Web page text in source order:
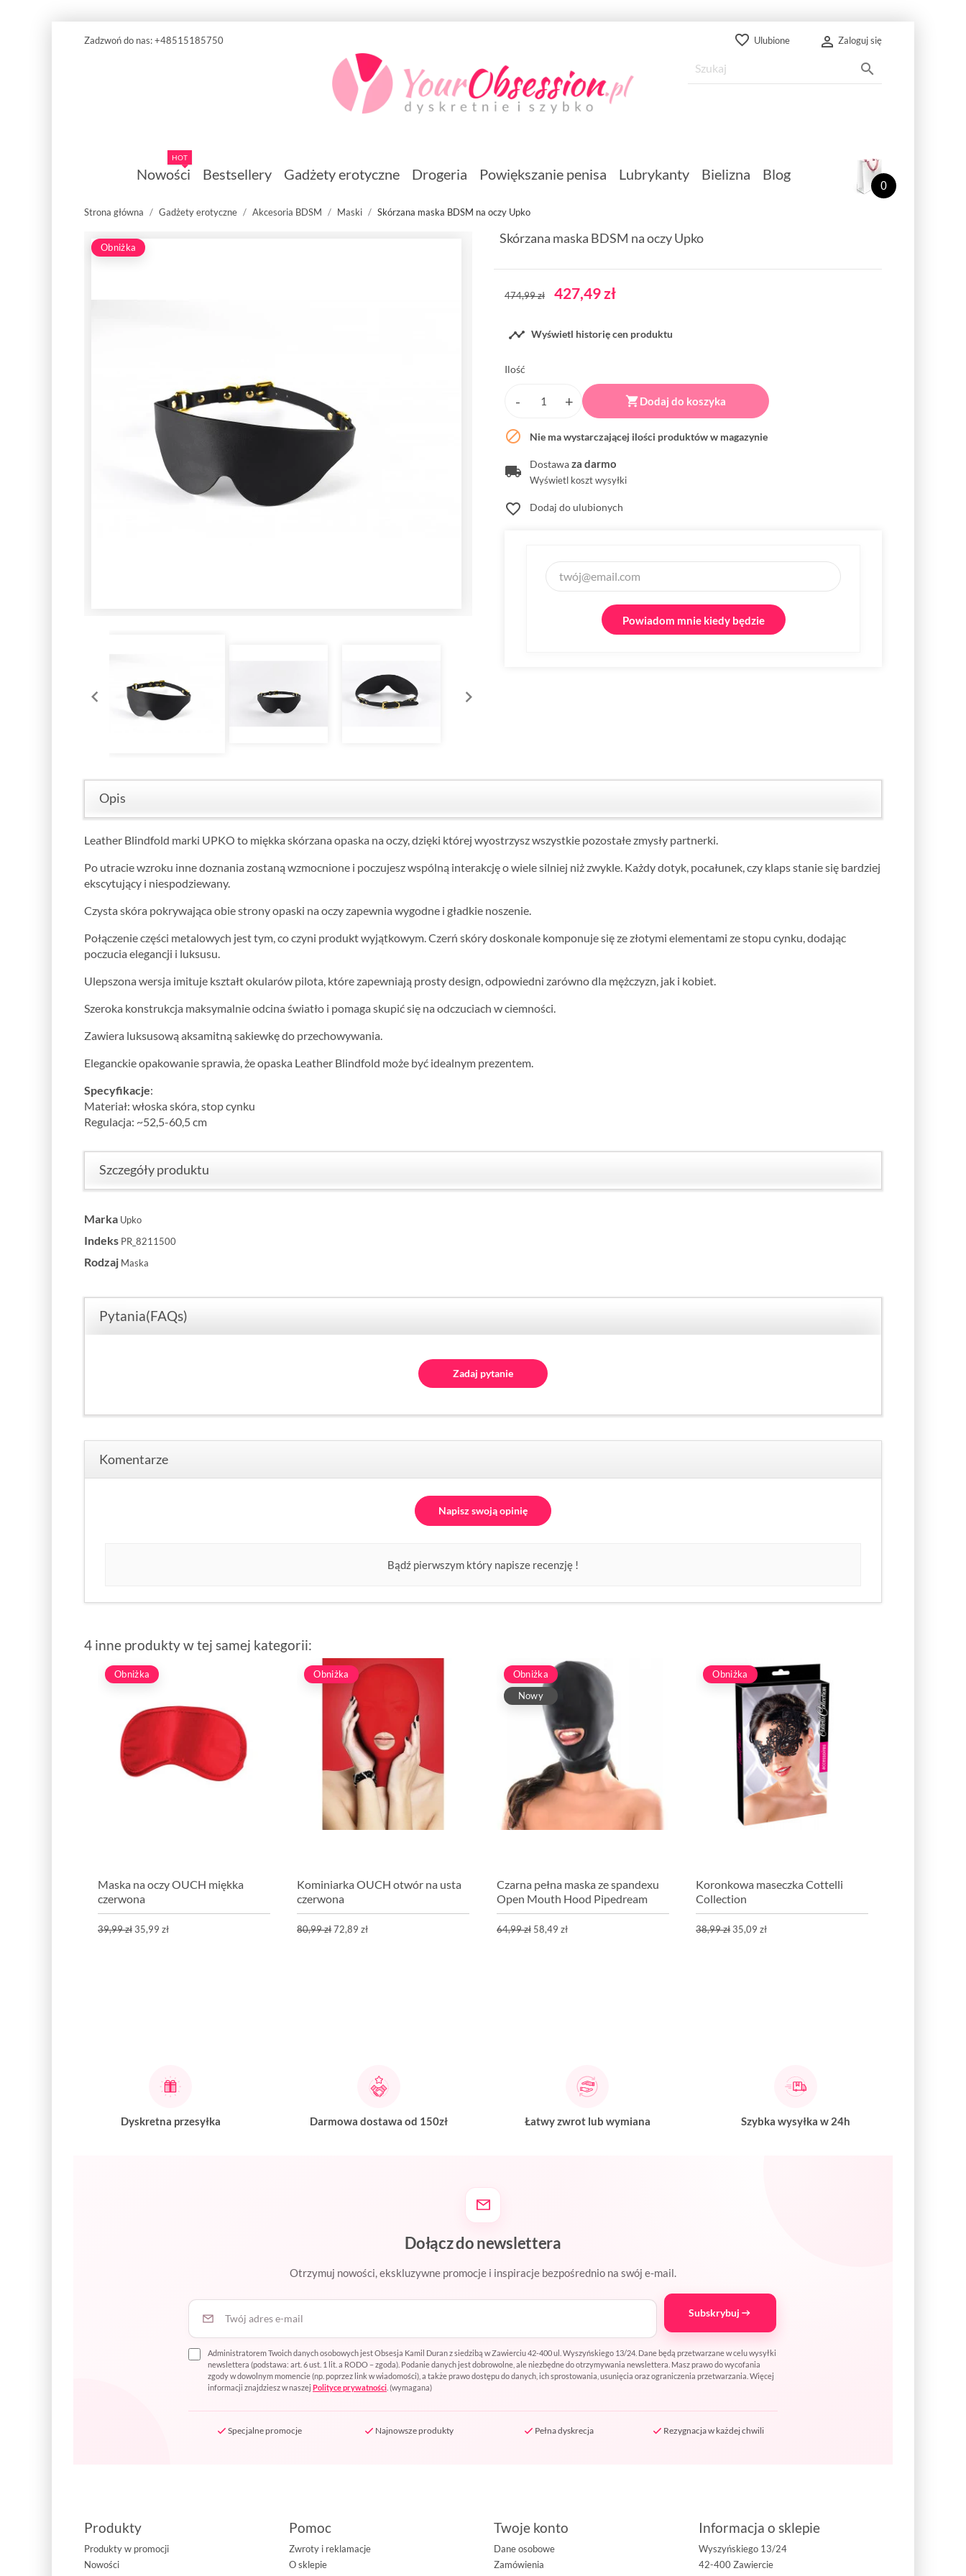
Zadzwoń do nas:+48515185750 favorite_border Ulubione  Zaloguj się

0
Nowości
HOT
Bestsellery Gadżety erotyczne Drogeria Powiększanie penisa Lubrykanty Bielizna Blog
Strona główna Gadżety erotyczne Akcesoria BDSM Maski Skórzana maska BDSM na oczy Upko
Obniżka
Skórzana maska BDSM na oczy Upko
474,99 zł 427,49 zł
 Wyświetl historię cen produktu
Ilość
Dodaj do koszyka
 Nie ma wystarczającej ilości produktów w magazynie
Dostawaza darmo
Wyświetl koszt wysyłki
favorite_border Dodaj do ulubionych
Powiadom mnie kiedy będzie
Opis
Leather Blindfold marki UPKO to miękka skórzana opaska na oczy, dzięki której wyostrzysz wszystkie pozostałe zmysły partnerki.
Po utracie wzroku inne doznania zostaną wzmocnione i poczujesz wspólną interakcję o wiele silniej niż zwykle. Każdy dotyk, pocałunek, czy klaps stanie się bardziej
ekscytujący i niespodziewany.
Czysta skóra pokrywająca obie strony opaski na oczy zapewnia wygodne i gładkie noszenie.
Połączenie części metalowych jest tym, co czyni produkt wyjątkowym. Czerń skóry doskonale komponuje się ze złotymi elementami ze stopu cynku, dodając
poczucia elegancji i luksusu.
Ulepszona wersja imituje kształt okularów pilota, które zapewniają prosty design, odpowiedni zarówno dla mężczyzn, jak i kobiet.
Szeroka konstrukcja maksymalnie odcina światło i pomaga skupić się na odczuciach w ciemności.
Zawiera luksusową aksamitną sakiewkę do przechowywania.
Eleganckie opakowanie sprawia, że opaska Leather Blindfold ​​może być idealnym prezentem.
Specyfikacje:
Materiał: włoska skóra, stop cynku
Regulacja: ~52,5-60,5 cm
Szczegóły produktu
Marka Upko
Indeks PR_8211500
Rodzaj Maska
Pytania(FAQs)
Zadaj pytanie
Komentarze
Napisz swoją opinię
Bądź pierwszym który napisze recenzję !
4 inne produkty w tej samej kategorii:
Obniżka
Maska na oczy OUCH miękka
czerwona
39,99 zł35,99 zł
Obniżka
Kominiarka OUCH otwór na usta
czerwona
80,99 zł72,89 zł
Obniżka
Nowy
Czarna pełna maska ze spandexu
Open Mouth Hood Pipedream
64,99 zł 58,49 zł
Obniżka
Koronkowa maseczka Cottelli
Collection
38,99 zł35,09 zł
Dyskretna przesyłka Darmowa dostawa od 150zł Łatwy zwrot lub wymiana Szybka wysyłka w 24h
Dołącz do newslettera
Otrzymuj nowości, ekskluzywne promocje i inspiracje bezpośrednio na swój e-mail.
Twój adres e-mail
Subskrybuj
Administratorem Twoich danych osobowych jest Obsesja Kamil Duran z siedzibą w Zawierciu 42-400 ul. Wyszyńskiego 13/24. Dane będą przetwarzane w celu wysyłki
newslettera (podstawa: art. 6 ust. 1 lit. a RODO – zgoda). Podanie danych jest dobrowolne, ale niezbędne do otrzymywania newslettera. Masz prawo do wycofania
zgody w dowolnym momencie (np. poprzez link w wiadomości), a także prawo dostępu do danych, ich sprostowania, usunięcia oraz ograniczenia przetwarzania. Więcej
informacji znajdziesz w naszej Polityce prywatności (wymagana)
Specjalne promocje Najnowsze produkty Pełna dyskrecja Rezygnacja w każdej chwili
Produkty
Produkty w promocji
Nowości
Pomoc
Zwroty i reklamacje
O sklepie
Twoje konto
Dane osobowe
Zamówienia
Informacja o sklepie
Wyszyńskiego 13/24
42-400 Zawiercie